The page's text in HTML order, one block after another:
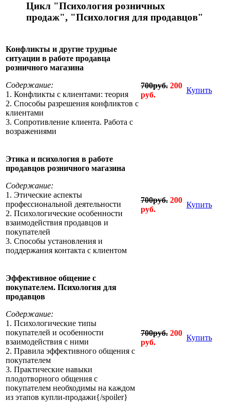
Цикл "Психология розничных
продаж", "Психология для продавцов"
Конфликты и другие трудные
ситуации в работе продавца
розничного магазина
Содержание:
1. Конфликты с клиентами: теория
2. Способы разрешения конфликтов с
клиентами
3. Сопротивление клиента. Работа с
возражениями
700руб. 200
руб.
Купить
Этика и психология в работе
продавцов розничного магазина
Содержание:
1. Этические аспекты
профессиональной деятельности
2. Психологические особенности
взаимодействия продавцов и
покупателей
3. Способы установления и
поддержания контакта с клиентом
700руб. 200
руб.
Купить
Эффективное общение с
покупателем. Психология для
продавцов
Содержание:
1. Психологические типы
покупателей и особенности
взаимодействия с ними
2. Правила эффективного общения с
покупателем
3. Практические навыки
плодотворного общения с
покупателем необходимы на каждом
из этапов купли-продажи{/spoiler}
700руб. 200
руб.
Купить